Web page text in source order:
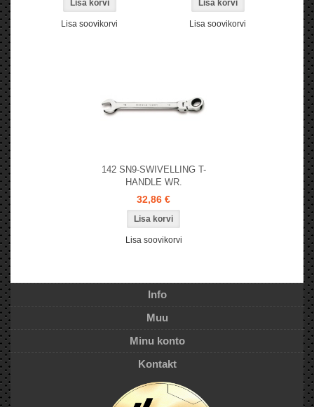
Lisa soovikorvi Lisa soovikorvi
142 SN9-SWIVELLING T-
HANDLE WR.
32,86 €
Lisa soovikorvi
Info
Muu
Minu konto
Kontakt